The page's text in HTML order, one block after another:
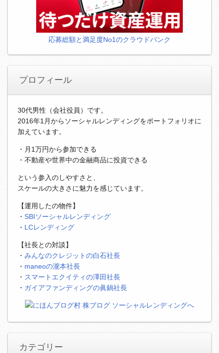
応募総額と満足度No1のクラウドバンク
プロフィール
30代男性（会社役員）です。
2016年1月からソーシャルレンディングをポートフォリオに
加えています。
・月1万円から参加できる
・不動産や世界中の金融商品に投資できる
という参入のしやすさと、
スケールの大きさに魅力を感じています。
【運用したの物件】
・ SBIソーシャルレンディング
・ LCレンディング
【社長との対談】
・ みんなのクレジットの白石社長
・ maneoの瀧本社長
・ スマートエクイティの澤田社長
・ ガイアファンディングの眞鍋社長
カテゴリー